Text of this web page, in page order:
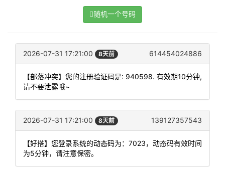
随机一个号码
2026-07-31 17:21:00 8天前 614454024886
【部落冲突】您的注册验证码是: 940598. 有效期10分钟,
请不要泄露哦~
2026-07-31 17:21:00 8天前 139127357543
【好搭】您登录系统的动态码为：7023，动态码有效时间
为5分钟，请注意保密。